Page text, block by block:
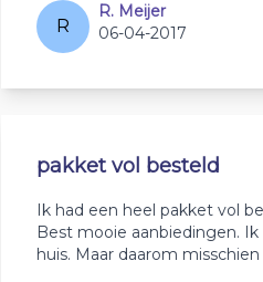
R
R. Meijer
06-04-2017
pakket vol besteld
Ik had een heel pakket vol
Best mooie aanbiedingen.
huis. Maar daarom